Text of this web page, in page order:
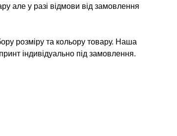
але у разі відмови від замовлення
розміру та кольору товару. Наша
індивідуально під замовлення.